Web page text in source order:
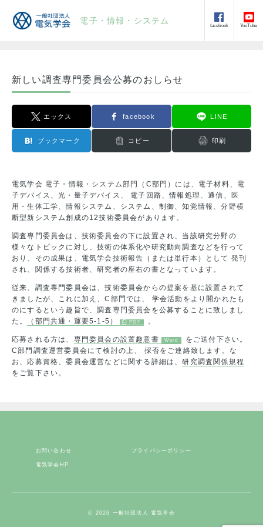
電子・情報・システム
facebook YouTube
新しい調査専門委員会公募のおしらせ
エックス facebook LINE
ブックマーク コピー 印刷
電気学会 電子・情報・システム部門（C部門）には、電子材料、電
子デバイス、光・量子デバイス、 電子回路、情報処理、通信、医
用・生体工学、情報システム、システム、制御、知覚情報、分野横
断型新システム創成の12技術委員会があります。
調査専門委員会は、技術委員会の下に設置され、当該研究分野の
様々なトピックに対し、技術の体系化や研究動向調査などを行って
おり、その成果は、電気学会技術報告（または単行本）として 発刊
され、関係する技術者、研究者の座右の書となっています。
従来、調査専門委員会は、技術委員会からの提案を基に設置されて
きましたが、これに加え、C部門では、 学会活動をより開かれたも
のにするという趣旨で、調査専門委員会を公募することに致しまし
た。
（部門共通・運要5-1-5） 。
応募される方は、 専門委員会の設置趣意書
をご送付下さい。
C部門調査運営委員会にて検討の上、 採否をご連絡致します。な
お、応募資格、委員会運営などに関する詳細は、研究調査関係規程
をご覧下さい。
お問い合わせ プライバシーポリシー
電気学会HP
© 2026 一般社団法人 電気学会